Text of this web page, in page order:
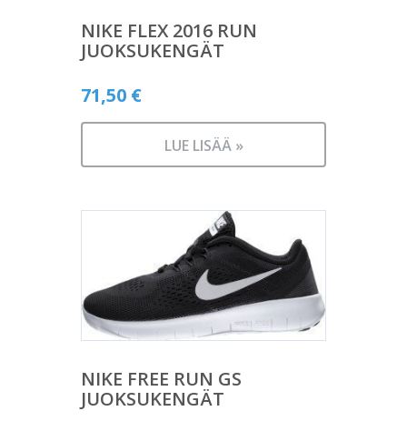
NIKE FLEX 2016 RUN
JUOKSUKENGÄT
71,50 €
LUE LISÄÄ »
NIKE FREE RUN GS
JUOKSUKENGÄT